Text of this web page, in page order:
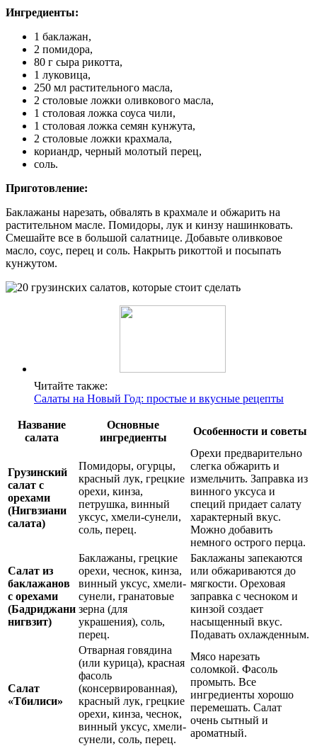
Ингредиенты:
1 баклажан,
2 помидора,
80 г сыра рикотта,
1 луковица,
250 мл растительного масла,
2 столовые ложки оливкового масла,
1 столовая ложка соуса чили,
1 столовая ложка семян кунжута,
2 столовые ложки крахмала,
кориандр, черный молотый перец,
соль.
Приготовление:
Баклажаны нарезать, обвалять в крахмале и обжарить на
растительном масле. Помидоры, лук и кинзу нашинковать.
Смешайте все в большой салатнице. Добавьте оливковое
масло, соус, перец и соль. Накрыть рикоттой и посыпать
кунжутом.
Читайте также:
Салаты на Новый Год: простые и вкусные рецепты
Название
салата
Основные
ингредиенты
Особенности и советы
Грузинский
салат с
орехами
(Нигвзиани
салата)
Помидоры, огурцы,
красный лук, грецкие
орехи, кинза,
петрушка, винный
уксус, хмели-сунели,
соль, перец.
Орехи предварительно
слегка обжарить и
измельчить. Заправка из
винного уксуса и
специй придает салату
характерный вкус.
Можно добавить
немного острого перца.
Салат из
баклажанов
с орехами
(Бадриджани
нигвзит)
Баклажаны, грецкие
орехи, чеснок, кинза,
винный уксус, хмели-
сунели, гранатовые
зерна (для
украшения), соль,
перец.
Баклажаны запекаются
или обжариваются до
мягкости. Ореховая
заправка с чесноком и
кинзой создает
насыщенный вкус.
Подавать охлажденным.
Салат
«Тбилиси»
Отварная говядина
(или курица), красная
фасоль
(консервированная),
красный лук, грецкие
орехи, кинза, чеснок,
винный уксус, хмели-
сунели, соль, перец.
Мясо нарезать
соломкой. Фасоль
промыть. Все
ингредиенты хорошо
перемешать. Салат
очень сытный и
ароматный.